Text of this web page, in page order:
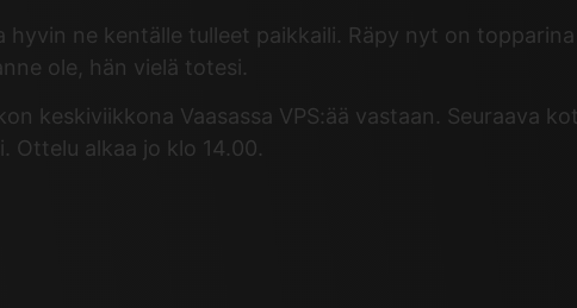
ne kentälle tulleet paikkaili. Räpy nyt on
ole, hän vielä totesi.
keskiviikkona Vaasassa VPS:ää vastaan. Seuraava
Ottelu alkaa jo klo 14.00.